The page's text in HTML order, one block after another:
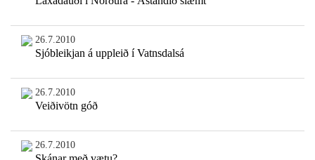
26.7.2010
Sjóbleikjan á uppleið í Vatnsdalsá
26.7.2010
Veiðivötn góð
26.7.2010